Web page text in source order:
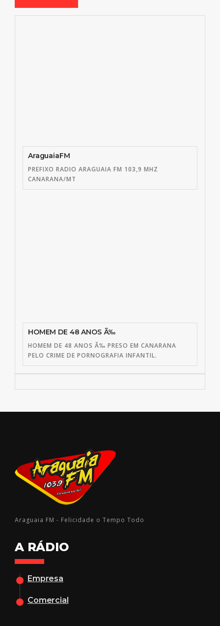
AraguaiaFM
PREFIXO RADIO ARAGUAIA FM 103,9 MHZ
CANARANA/MT
HOMEM DE 48 ANOS Ã‰
HOMEM DE 48 ANOS Ã‰ PRESO EM CANARANA
PELO CRIME DE PORNOGRAFIA INFANTIL.
Araguaia FM - Felicidade o Tempo Todo
A RÁDIO
Empresa
Comercial